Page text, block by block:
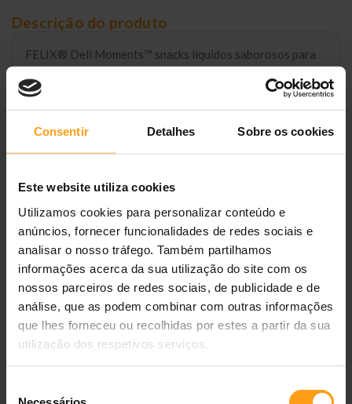
Consentir Detalhes Sobre os cookies
Este website utiliza cookies
Utilizamos cookies para personalizar conteúdo e
anúncios, fornecer funcionalidades de redes sociais e
analisar o nosso tráfego. Também partilhamos
informações acerca da sua utilização do site com os
nossos parceiros de redes sociais, de publicidade e de
análise, que as podem combinar com outras informações
que lhes forneceu ou recolhidas por estes a partir da sua
utilização dos respetivos serviços.
Descrição do produto
FELIX® Deli Moments™ snacks líquidos saborosos para
Apresentamos uma forma divertida de dar um snack ao seu
gato!
duradouros com o seu gato.
Graças ao seu sabor irresistível e à sua textura espessa e
macia, FELIX® Deli Moments™ levará mais tempo para o
seu gato comer.
Prontos para se adaptarem ao carácter do seu gato ou ao
momento, estes snacks são práticos de dar e fáceis para o
seu gato comer.
Uma experiência saborosa irresistível, que irá ter gosto
em oferecer ao seu gato, com poucas calorias e sem
de 10g nas variedades que os gatos adoram: Frango.